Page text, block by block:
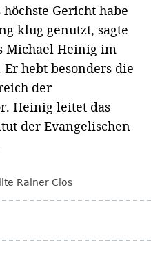
Gericht habe
klug genutzt, sagte
Michael Heinig im
hebt besonders die
der
Heinig leitet das
der Evangelischen
Rainer Clos